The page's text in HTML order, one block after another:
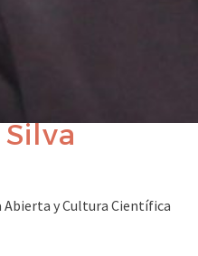
y Cultura Científica